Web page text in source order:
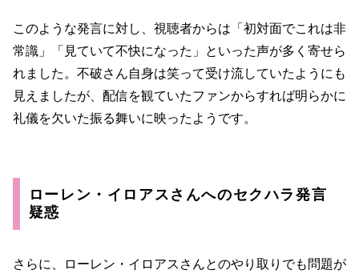
このような発言に対し、視聴者からは「初対面でこれは非
常識」「見ていて不快になった」といった声が多く寄せら
れました。不破さん自身は笑って受け流していたようにも
見えましたが、配信を観ていたファンからすれば明らかに
礼儀を欠いた振る舞いに映ったようです。
ローレン・イロアスさんへのセクハラ発言
疑惑
さらに、ローレン・イロアスさんとのやり取りでも問題が